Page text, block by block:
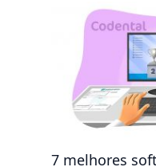
7 melhores